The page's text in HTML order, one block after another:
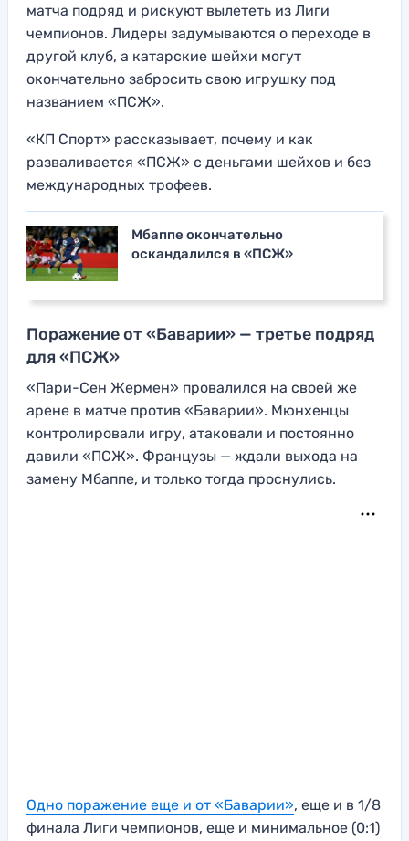
матча подряд и рискуют вылететь из Лиги
чемпионов. Лидеры задумываются о переходе в
другой клуб, а катарские шейхи могут
окончательно забросить свою игрушку под
названием «ПСЖ».
«КП Спорт» рассказывает, почему и как
разваливается «ПСЖ» с деньгами шейхов и без
международных трофеев.
Мбаппе окончательно
оскандалился в «ПСЖ»
Поражение от «Баварии» — третье подряд
для «ПСЖ»
«Пари-Сен Жермен» провалился на своей же
арене в матче против «Баварии». Мюнхенцы
контролировали игру, атаковали и постоянно
давили «ПСЖ». Французы — ждали выхода на
замену Мбаппе, и только тогда проснулись.
Одно поражение еще и от «Баварии», еще и в 1/8
финала Лиги чемпионов, еще и минимальное (0:1)